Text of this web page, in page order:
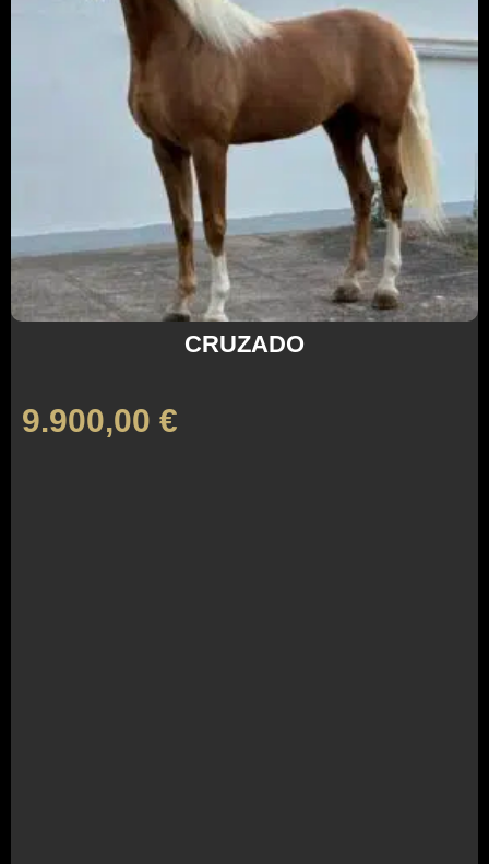
CRUZADO
9.900,00 €